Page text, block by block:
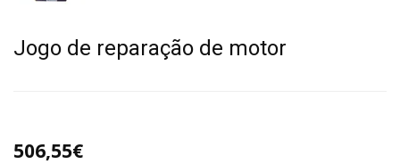
Jogo de reparação de motor
506,55€